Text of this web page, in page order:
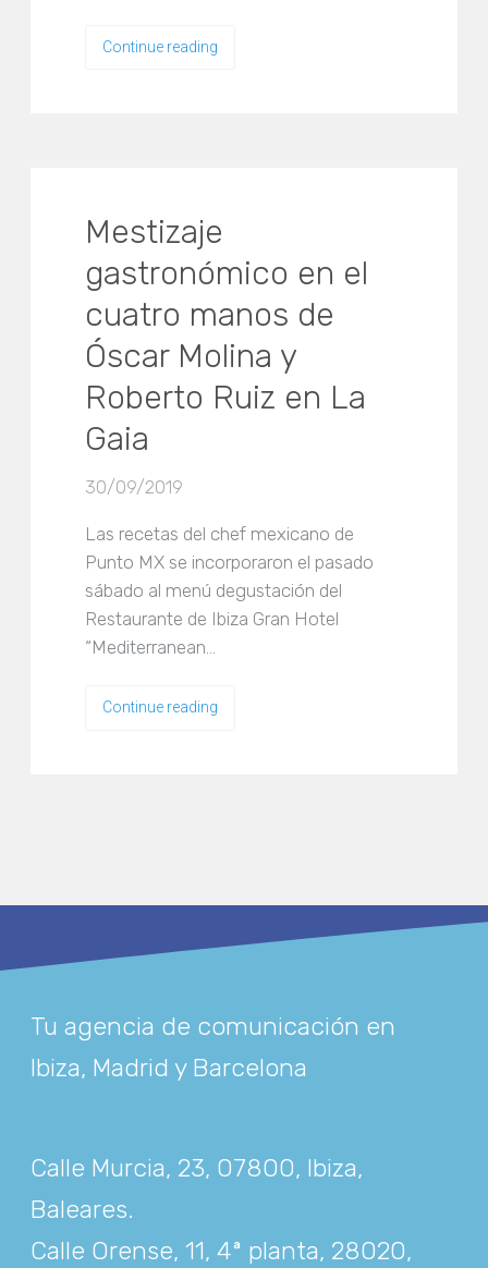
Continue reading
Mestizaje
gastronómico en el
cuatro manos de
Óscar Molina y
Roberto Ruiz en La
Gaia
30/09/2019
Las recetas del chef mexicano de
Punto MX se incorporaron el pasado
sábado al menú degustación del
Restaurante de Ibiza Gran Hotel
“Mediterranean…
Continue reading
Tu agencia de comunicación en
Ibiza, Madrid y Barcelona
Calle Murcia, 23, 07800, Ibiza,
Baleares.
Calle Orense, 11, 4ª planta, 28020,